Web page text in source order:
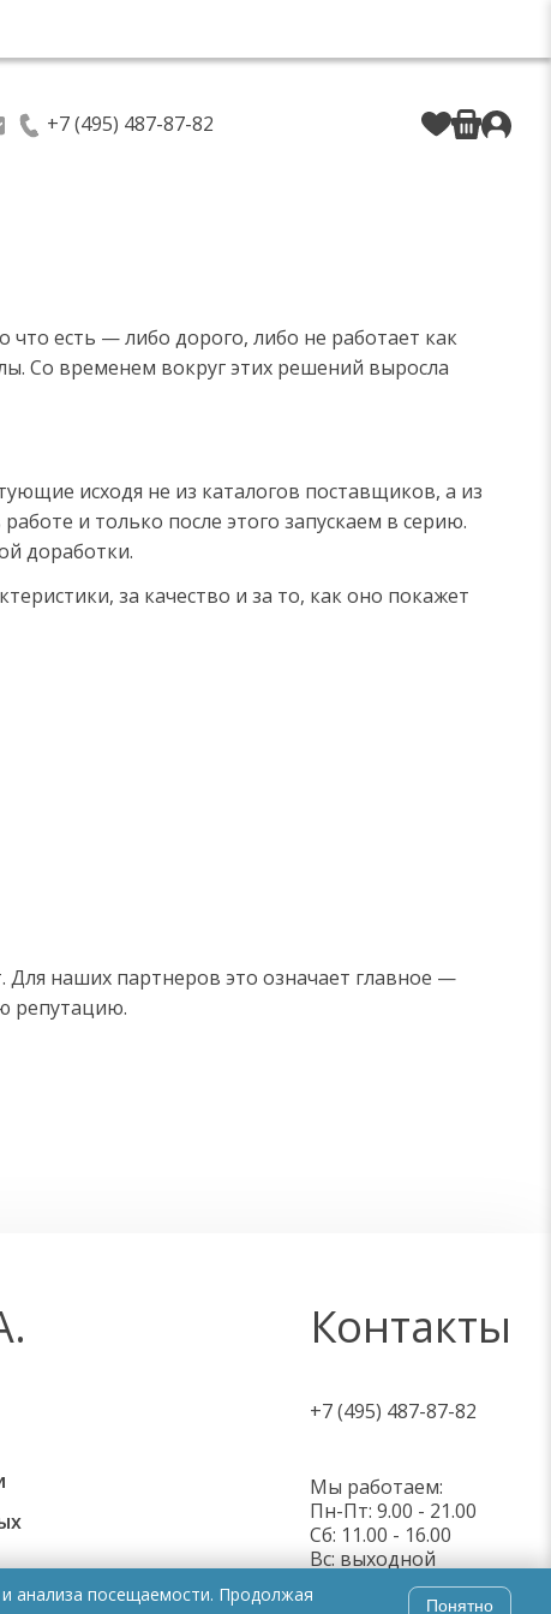
+7 (495) 487-87-82
есть — либо дорого, либо не работает как
Со временем вокруг этих решений выросла
исходя не из каталогов поставщиков, а из
и только после этого запускаем в серию.
доработки.
за качество и за то, как оно покажет
наших партнеров это означает главное —
репутацию.
Контакты
+7 (495) 487-87-82
Мы работаем:
Пн-Пт: 9.00 - 21.00
Cб: 11.00 - 16.00
Вс: выходной
анализа посещаемости. Продолжая
Понятно